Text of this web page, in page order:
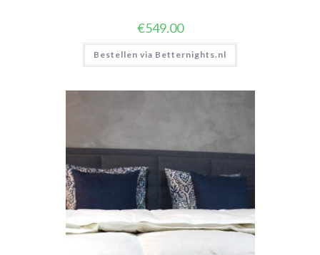
€549.00
Bestellen via Betternights.nl